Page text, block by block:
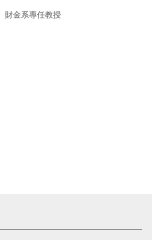
財金系專任教授